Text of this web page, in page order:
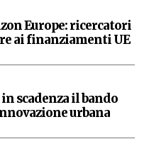
Europe: ricercatori
ai finanziamenti UE
scadenza il bando
urbana